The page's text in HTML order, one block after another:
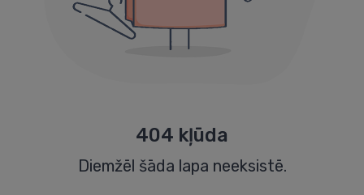
404 kļūda
Diemžēl šāda lapa neeksistē.